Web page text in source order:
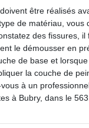
être réalisés
de matériau, vous
des fissures,
le démousser en
de base et
la couche de
à un
à Bubry, dans le